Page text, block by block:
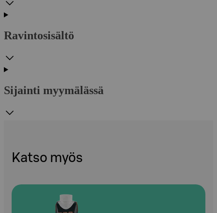
Ravintosisältö
Sijainti myymälässä
Katso myös